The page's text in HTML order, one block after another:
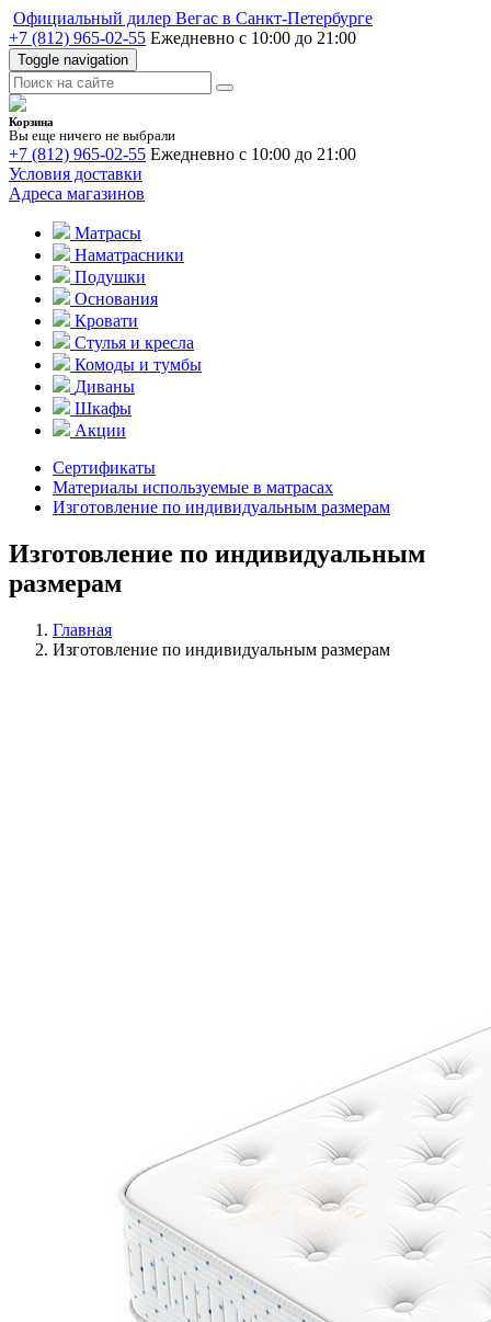
Официальный дилер Вегас в Санкт-Петербурге
+7 (812) 965-02-55 Ежедневно с 10:00 до 21:00
Toggle navigation
Корзина
Вы еще ничего не выбрали
+7 (812) 965-02-55 Ежедневно с 10:00 до 21:00
Условия доставки
Адреса магазинов
Матрасы
Наматрасники
Подушки
Основания
Кровати
Стулья и кресла
Комоды и тумбы
Диваны
Шкафы
Акции
Сертификаты
Материалы используемые в матрасах
Изготовление по индивидуальным размерам
Изготовление по индивидуальным
размерам
Главная
Изготовление по индивидуальным размерам